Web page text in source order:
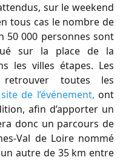
sur le weekend
tous cas le nombre de
50 000 personnes sont
sur la place de la
les villes étapes. Les
toutes les
de l’événement, ont
afin d’apporter un
donc un parcours de
Val de Loire nommé
autre de 35 km entre